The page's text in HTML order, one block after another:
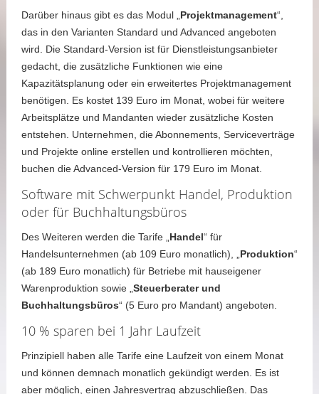
Darüber hinaus gibt es das Modul „Projektmanagement“,
das in den Varianten Standard und Advanced angeboten
wird. Die Standard-Version ist für Dienstleistungsanbieter
gedacht, die zusätzliche Funktionen wie eine
Kapazitätsplanung oder ein erweitertes Projektmanagement
benötigen. Es kostet 139 Euro im Monat, wobei für weitere
Arbeitsplätze und Mandanten wieder zusätzliche Kosten
entstehen. Unternehmen, die Abonnements, Serviceverträge
und Projekte online erstellen und kontrollieren möchten,
buchen die Advanced-Version für 179 Euro im Monat.
Software mit Schwerpunkt Handel, Produktion
oder für Buchhaltungsbüros
Des Weiteren werden die Tarife „Handel“ für
Handelsunternehmen (ab 109 Euro monatlich), „Produktion“
(ab 189 Euro monatlich) für Betriebe mit hauseigener
Warenproduktion sowie „Steuerberater und
Buchhaltungsbüros“ (5 Euro pro Mandant) angeboten.
10 % sparen bei 1 Jahr Laufzeit
Prinzipiell haben alle Tarife eine Laufzeit von einem Monat
und können demnach monatlich gekündigt werden. Es ist
aber möglich, einen Jahresvertrag abzuschließen. Das